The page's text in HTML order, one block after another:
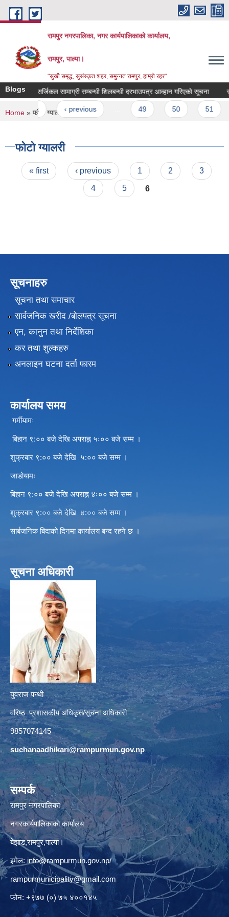
Skip to main content
रामपुर नगरपालिका, नगर कार्यपालिकाको कार्यालय,
रामपुर, पाल्पा।
"सुखी समृद्ध, सुसंस्कृत शहर, समुन्नत रामपुर, हाम्रो रहर"
Blogs
तथा सर्जिकल सामाग्री सम्बन्धी शिलबन्धी दरभाउपत्र आव्हान गरिएको सूचना
‹ previous
You are here
Home » फोटो ग्यालरी
फोटो ग्यालरी
Pages
« first ‹ previous 1 2
3
4
5 6
सूचनाहरु
सूचना तथा समाचार
सार्वजनिक खरीद /बोलपत्र सूचना
एन, कानुन तथा निर्देशिका
कर तथा शुल्कहरु
अनलाइन घटना दर्ता फारम
कार्यालय समय
गर्मीयामः
बिहान ९:०० बजे देखि अपराह्न ५ः०० बजे सम्म ।
शुक्रबार ९:०० बजे देखि ५:०० बजे सम्म ।
जाडोयामः
बिहान ९:०० बजे देखि अपराह्न ४ः०० बजे सम्म ।
शुक्रबार ९:०० बजे देखि ४:०० बजे सम्म ।
सार्बजनिक बिदाको दिनमा कार्यालय बन्द रहने छ ।
सूचना अधिकारी
युवराज पन्थी
वरिष्ठ प्रशासकीय अधिकृत/सूचना अधिकारी
9857074145
suchanaadhikari@rampurmun.gov.np
सम्पर्क
रामपुर नगरपालिका
नगरकार्यपालिकाको कार्यालय
बेझाड,रामपुर,पाल्पा।
इमेल: info@rampurmun.gov.np/
rampurmunicipality@gmail.com
फोन: +९७७ (०) ७५ ४००१४५